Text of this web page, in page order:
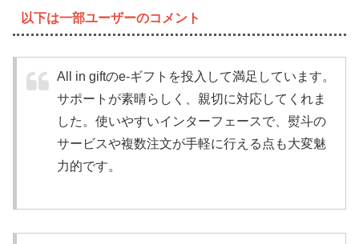
以下は一部ユーザーのコメント
All in giftのe-ギフトを投入して満足しています。
サポートが素晴らしく、親切に対応してくれま
した。使いやすいインターフェースで、熨斗の
サービスや複数注文が手軽に行える点も大変魅
力的です。